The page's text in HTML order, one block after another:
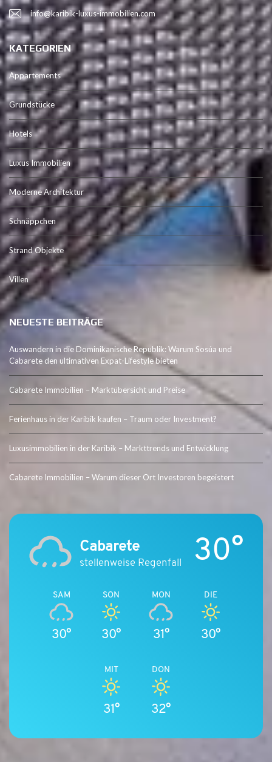
info@karibik-luxus-immobilien.com
KATEGORIEN
Appartements
Grundstücke
Hotels
Luxus Immobilien
Moderne Architektur
Schnäppchen
Strand Objekte
Villen
NEUESTE BEITRÄGE
Auswandern in die Dominikanische Republik: Warum Sosúa und
Cabarete den ultimativen Expat-Lifestyle bieten
Cabarete Immobilien – Marktübersicht und Preise
Ferienhaus in der Karibik kaufen – Traum oder Investment?
Luxusimmobilien in der Karibik – Markttrends und Entwicklung
Cabarete Immobilien – Warum dieser Ort Investoren begeistert
Cabarete
stellenweise Regenfall 30°
SAM
30°
SON
30°
MON
31°
DIE
30°
MIT
31°
DON
32°